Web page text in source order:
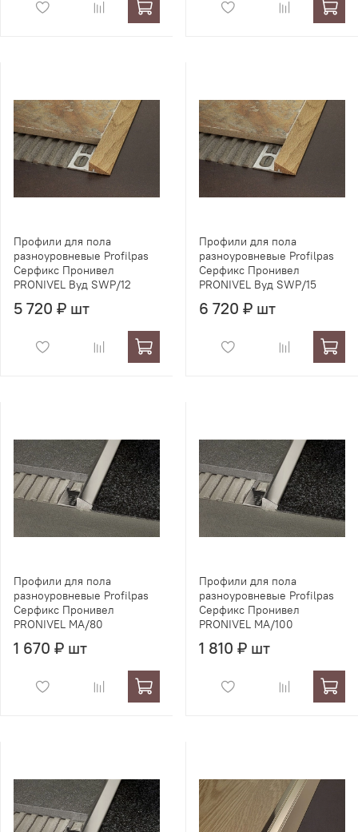
Профили для пола
разноуровневые Profilpas
Серфикс Пронивел
PRONIVEL Вуд SWP/12
5 720 ₽ шт
Профили для пола
разноуровневые Profilpas
Серфикс Пронивел
PRONIVEL Вуд SWP/15
6 720 ₽ шт
Профили для пола
разноуровневые Profilpas
Серфикс Пронивел
PRONIVEL MA/80
1 670 ₽ шт
Профили для пола
разноуровневые Profilpas
Серфикс Пронивел
PRONIVEL MA/100
1 810 ₽ шт